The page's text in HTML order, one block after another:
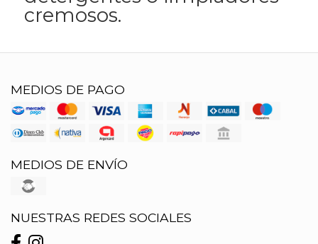
cremosos.
MEDIOS DE PAGO
MEDIOS DE ENVÍO
NUESTRAS REDES SOCIALES